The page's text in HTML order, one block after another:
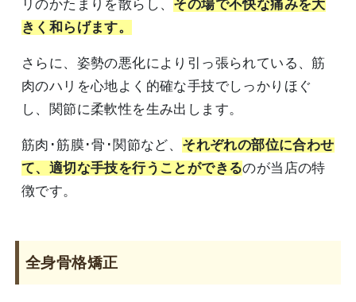
リのかたまりを散らし、 その場で不快な痛みを大
きく和らげます。
さらに、姿勢の悪化により引っ張られている、筋
肉のハリを心地よく的確な手技でしっかりほぐ
し、関節に柔軟性を生み出します。
筋肉･筋膜･骨･関節など、 それぞれの部位に合わせ
て、適切な手技を行うことができるのが当店の特
徴です。
全身骨格矯正